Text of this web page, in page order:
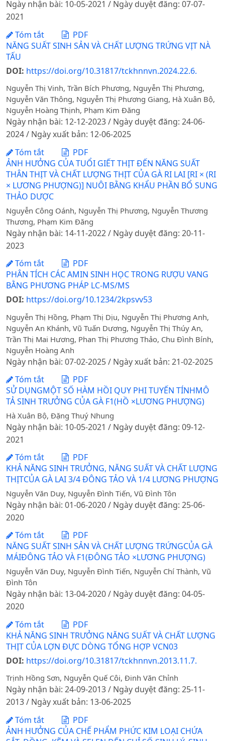
Ngày nhận bài: 10-05-2021 / Ngày duyệt đăng: 07-07-
2021
Tóm tắt
PDF
NĂNG SUẤT SINH SẢN VÀ CHẤT LƯỢNG TRỨNG VỊT NÀ
TẤU
DOI: https://doi.org/10.31817/tckhnnvn.2024.22.6.
Nguyễn Thị Vinh, Trần Bích Phương, Nguyễn Thị Phương,
Nguyễn Văn Thông, Nguyễn Thị Phương Giang, Hà Xuân Bộ,
Nguyễn Hoàng Thịnh, Phạm Kim Đăng
Ngày nhận bài: 12-12-2023 / Ngày duyệt đăng: 24-06-
2024 / Ngày xuất bản: 12-06-2025
Tóm tắt
PDF
ẢNH HƯỞNG CỦA TUỔI GIẾT THỊT ĐẾN NĂNG SUẤT
THÂN THỊT VÀ CHẤT LƯỢNG THỊT CỦA GÀ RI LAI [RI × (RI
× LƯƠNG PHƯỢNG)] NUÔI BẰNG KHẨU PHẦN BỔ SUNG
THẢO DƯỢC
Nguyễn Công Oánh, Nguyễn Thị Phương, Nguyễn Thương
Thương, Phạm Kim Đăng
Ngày nhận bài: 14-11-2022 / Ngày duyệt đăng: 20-11-
2023
Tóm tắt
PDF
PHÂN TÍCH CÁC AMIN SINH HỌC TRONG RƯỢU VANG
BẰNG PHƯƠNG PHÁP LC-MS/MS
DOI: https://doi.org/10.1234/2kpsvv53
Nguyễn Thị Hồng, Phạm Thị Dịu, Nguyễn Thị Phương Anh,
Nguyễn An Khánh, Vũ Tuấn Dương, Nguyễn Thị Thúy An,
Trần Thị Mai Hương, Phan Thị Phương Thảo, Chu Đình Bính,
Nguyễn Hoàng Anh
Ngày nhận bài: 07-02-2025 / Ngày xuất bản: 21-02-2025
Tóm tắt
PDF
SỬ DỤNGMỘT SỐ HÀM HỒI QUY PHI TUYẾN TÍNHMÔ
TẢ SINH TRƯỞNG CỦA GÀ F1(HỒ ×LƯƠNG PHƯỢNG)
Hà Xuân Bộ, Đặng Thuý Nhung
Ngày nhận bài: 10-05-2021 / Ngày duyệt đăng: 09-12-
2021
Tóm tắt
PDF
KHẢ NĂNG SINH TRƯỞNG, NĂNG SUẤT VÀ CHẤT LƯỢNG
THỊTCỦA GÀ LAI 3/4 ĐÔNG TẢO VÀ 1/4 LƯƠNG PHƯỢNG
Nguyễn Văn Duy, Nguyễn Đình Tiến, Vũ Đình Tôn
Ngày nhận bài: 01-06-2020 / Ngày duyệt đăng: 25-06-
2020
Tóm tắt
PDF
NĂNG SUẤT SINH SẢN VÀ CHẤT LƯỢNG TRỨNGCỦA GÀ
MÁIĐÔNG TẢO VÀ F1(ĐÔNG TẢO ×LƯƠNG PHƯỢNG)
Nguyễn Văn Duy, Nguyễn Đình Tiến, Nguyễn Chí Thành, Vũ
Đình Tôn
Ngày nhận bài: 13-04-2020 / Ngày duyệt đăng: 04-05-
2020
Tóm tắt
PDF
KHẢ NĂNG SINH TRƯỞNG NĂNG SUẤT VÀ CHẤT LƯỢNG
THỊT CỦA LỢN ĐỰC DÒNG TỔNG HỢP VCN03
DOI: https://doi.org/10.31817/tckhnnvn.2013.11.7.
Trịnh Hồng Sơn, Nguyễn Quế Côi, Đinh Văn Chỉnh
Ngày nhận bài: 24-09-2013 / Ngày duyệt đăng: 25-11-
2013 / Ngày xuất bản: 13-06-2025
Tóm tắt
PDF
ẢNH HƯỞNG CỦA CHẾ PHẨM PHỨC KIM LOẠI CHỨA